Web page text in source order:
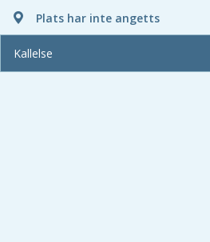
Plats har inte angetts
Kallelse